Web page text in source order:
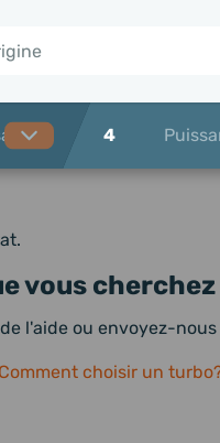
4
vous cherchez
l'aide ou envoyez-nous
Comment choisir un